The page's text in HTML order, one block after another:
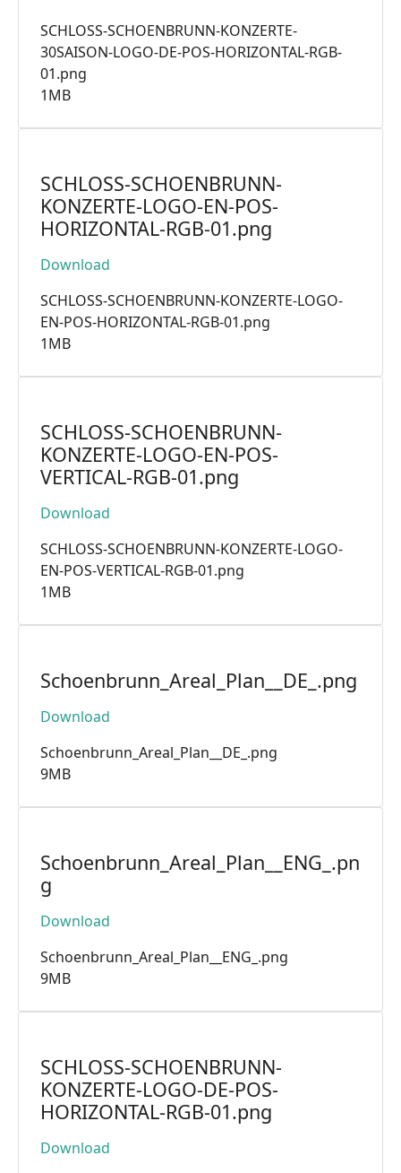
SCHLOSS-SCHOENBRUNN-KONZERTE-
30SAISON-LOGO-DE-POS-HORIZONTAL-RGB-
01.png
1MB
SCHLOSS-SCHOENBRUNN-
KONZERTE-LOGO-EN-POS-
HORIZONTAL-RGB-01.png
Download
SCHLOSS-SCHOENBRUNN-KONZERTE-LOGO-
EN-POS-HORIZONTAL-RGB-01.png
1MB
SCHLOSS-SCHOENBRUNN-
KONZERTE-LOGO-EN-POS-
VERTICAL-RGB-01.png
Download
SCHLOSS-SCHOENBRUNN-KONZERTE-LOGO-
EN-POS-VERTICAL-RGB-01.png
1MB
Schoenbrunn_Areal_Plan__DE_.png
Download
Schoenbrunn_Areal_Plan__DE_.png
9MB
Schoenbrunn_Areal_Plan__ENG_.pn
g
Download
Schoenbrunn_Areal_Plan__ENG_.png
9MB
SCHLOSS-SCHOENBRUNN-
KONZERTE-LOGO-DE-POS-
HORIZONTAL-RGB-01.png
Download